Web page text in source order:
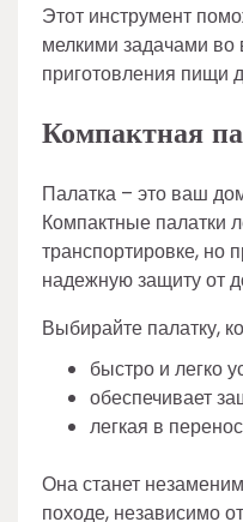
Этот инструмент
мелкими задачами во
приготовления пищи
Компактная
Палатка – это ваш
Компактные палатки
транспортировке, но
надежную защиту от
Выбирайте палатку,
быстро и легко
обеспечивает
легкая в
Она станет
походе, независимо